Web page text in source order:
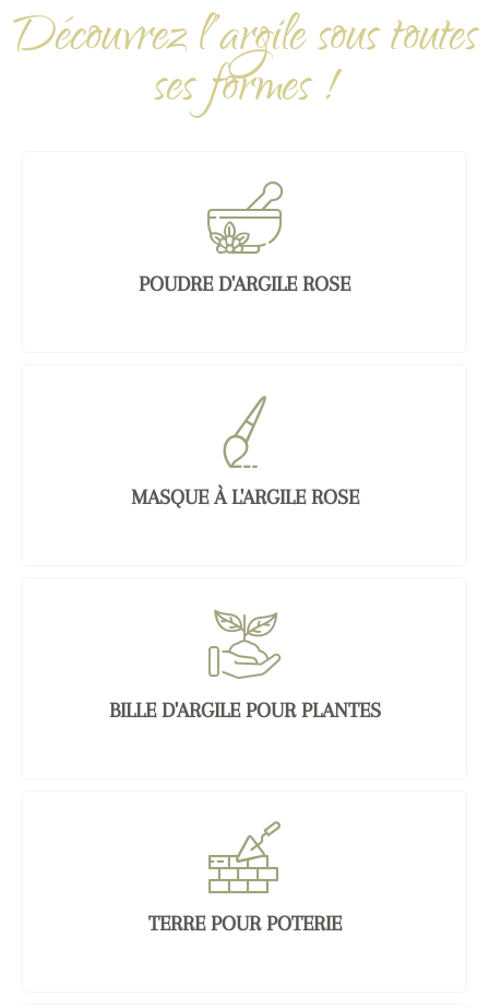
Découvrez l’argile sous toutes
ses formes !
POUDRE D'ARGILE ROSE
MASQUE À L'ARGILE ROSE
BILLE D'ARGILE POUR PLANTES
TERRE POUR POTERIE